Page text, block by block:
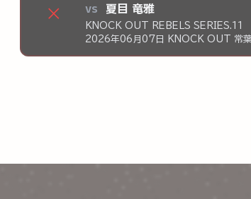
× vs 夏目 竜雅
KNOCK OUT REBELS SERIES.11
2026年06月07日 KNOCK OUT 常葉